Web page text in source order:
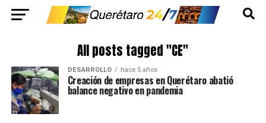
All posts tagged "CE"
DESARROLLO hace 5 años
Creación de empresas en Querétaro abatió
balance negativo en pandemia